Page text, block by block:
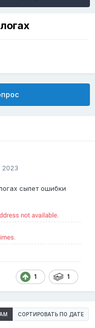
2023
сыпет ошибки
1 1
СОРТИРОВАТЬ ПО ДАТЕ